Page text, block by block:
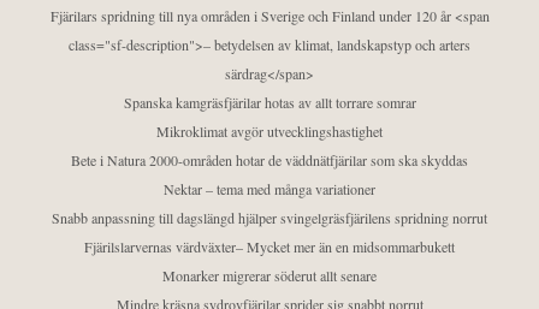
Fjärilars spridning till nya områden i Sverige och Finland under 120 år <span
class="sf-description">– betydelsen av klimat, landskapstyp och arters
särdrag</span>
Spanska kamgräsfjärilar hotas av allt torrare somrar
Mikroklimat avgör utvecklingshastighet
Bete i Natura 2000-områden hotar de väddnätfjärilar som ska skyddas
Nektar – tema med många variationer
Snabb anpassning till dagslängd hjälper svingelgräsfjärilens spridning norrut
Fjärilslarvernas värdväxter– Mycket mer än en midsommarbukett
Monarker migrerar söderut allt senare
Mindre kräsna sydrovfjärilar sprider sig snabbt norrut